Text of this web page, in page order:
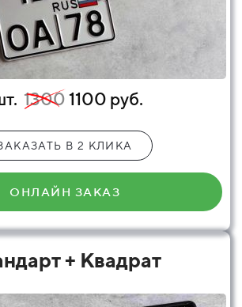
13001100 руб.
В 2 КЛИКА
ОНЛАЙН ЗАКАЗ
+ Квадрат